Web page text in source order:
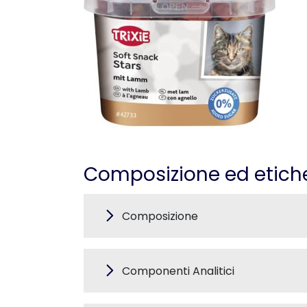
Composizione ed
Composizione
Componenti Analitici